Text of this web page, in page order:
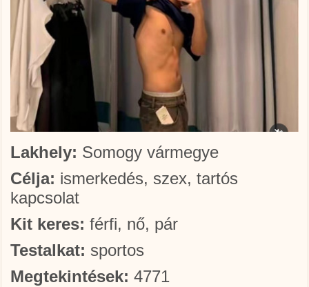
Lakhely: Somogy vármegye
Célja: ismerkedés, szex, tartós
kapcsolat
Kit keres: férfi, nő, pár
Testalkat: sportos
Megtekintések: 4771